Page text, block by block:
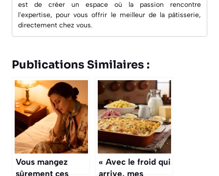
est de créer un espace où la passion rencontre
l'expertise, pour vous offrir le meilleur de la pâtisserie,
directement chez vous.
Publications Similaires :
Vous mangez
sûrement ces
« Avec le froid qui
arrive, mes